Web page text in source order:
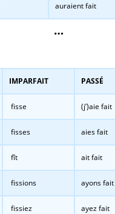
auraient fait
…
IMPARFAIT PASSÉ
fisse (j’)aie fait
fisses aies fait
fît ait fait
fissions ayons fait
fissiez ayez fait